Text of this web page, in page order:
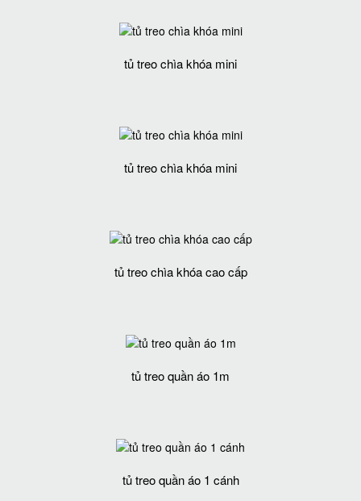
tủ treo chìa khóa mini
tủ treo chìa khóa mini
tủ treo chìa khóa cao cấp
tủ treo quần áo 1m
tủ treo quần áo 1 cánh